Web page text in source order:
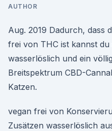
AUTHOR
Aug. 2019 Dadurch, dass
frei von THC ist kannst du
wasserlöslich und ein
Breitspektrum CBD-
Katzen.
vegan frei von
Zusätzen wasserlöslich